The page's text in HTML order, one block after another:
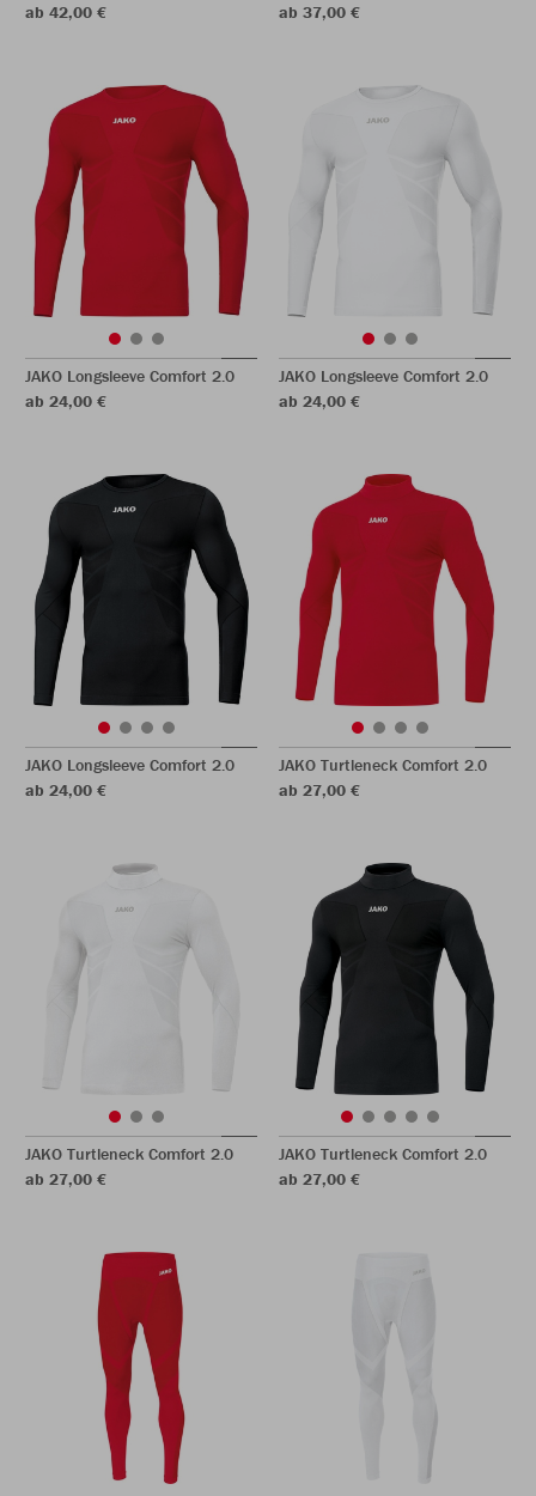
ab 42,00 €
ab 37,00 €
JAKO Longsleeve Comfort 2.0
ab 24,00 €
JAKO Longsleeve Comfort 2.0
ab 24,00 €
JAKO Longsleeve Comfort 2.0
ab 24,00 €
JAKO Turtleneck Comfort 2.0
ab 27,00 €
JAKO Turtleneck Comfort 2.0
ab 27,00 €
JAKO Turtleneck Comfort 2.0
ab 27,00 €